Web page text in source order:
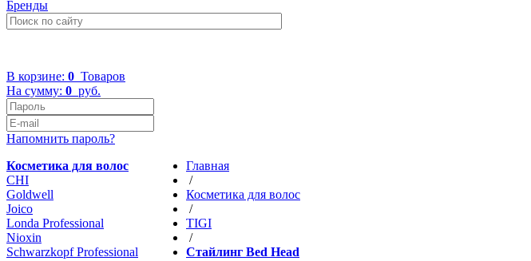
Бренды
В корзине: 0 Товаров
На сумму: 0 руб.
Напомнить пароль?
Косметика для волос
CHI
Goldwell
Joico
Londa Professional
Nioxin
Schwarzkopf Professional
Главная
/
Косметика для волос
/
TIGI
/
Стайлинг Bed Head